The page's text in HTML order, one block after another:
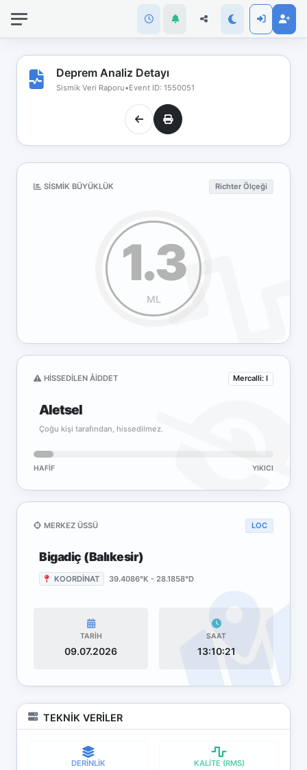
Deprem Analiz Detayı
Sismik Veri Raporu•Event ID: 1550051
SISMIK BÜYÜKLÜK Richter Ölçeği
1.3
ML
HISSEDILEN ÅIDDET Mercalli: I
Aletsel
Çoğu kişi tarafından, hissedilmez.
HAFIF YIKICI
MERKEZ ÜSSÜ LOC
Bigadiç (Balıkesir)
KOORDİNAT 39.4086°K - 28.1858°D
TARİH
09.07.2026
SAAT
13:10:21
TEKNİK VERİLER
DERİNLİK KALİTE (RMS)
bağlantınız
koptu!
Çevrimdışı
moddasınız.